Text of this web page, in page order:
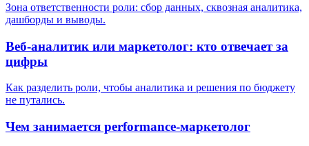
Зона ответственности роли: сбор данных, сквозная аналитика,
дашборды и выводы.
Веб-аналитик или маркетолог: кто отвечает за
цифры
Как разделить роли, чтобы аналитика и решения по бюджету
не путались.
Чем занимается performance-маркетолог